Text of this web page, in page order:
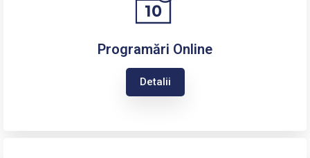
Programări Online
Detalii